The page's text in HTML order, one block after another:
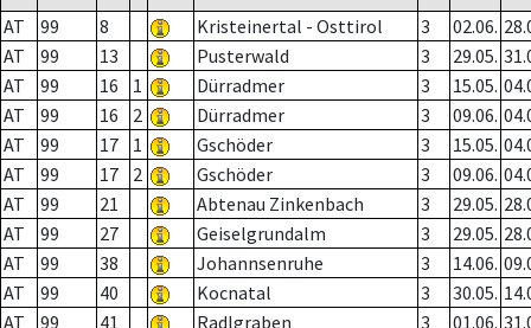
AT 99 8 Kristeinertal - Osttirol 3 02.06.
AT
99 13 Pusterwald 3 29.05.
AT
99 16 1 Dürradmer 3 15.05.
AT
99 16 2 Dürradmer 3 09.06.
AT
99 17 1 Gschöder 3 15.05.
AT
99 17 2 Gschöder 3 09.06.
AT
99 21 Abtenau Zinkenbach 3 29.05.
AT
99 27 Geiselgrundalm 3 29.05.
AT
99 38 Johannsenruhe 3 14.06.
AT
99 40 Kocnatal 3 30.05.
AT
99 41 Radlgraben 3 01.06.